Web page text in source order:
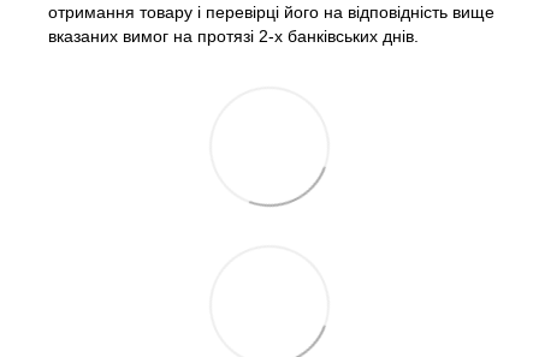
отримання товару і перевірці його на відповідність вище
вказаних вимог на протязі 2-х банківських днів.